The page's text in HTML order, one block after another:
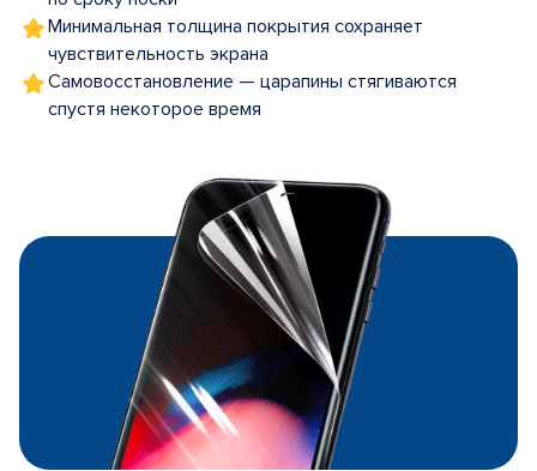
Минимальная толщина покрытия сохраняет
чувствительность экрана
Самовосстановление — царапины стягиваются
спустя некоторое время